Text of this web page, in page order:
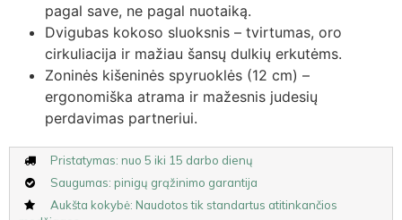
pagal save, ne pagal nuotaiką.
Dvigubas kokoso sluoksnis – tvirtumas, oro
cirkuliacija ir mažiau šansų dulkių erkutėms.
Zoninės kišeninės spyruoklės (12 cm) –
ergonomiška atrama ir mažesnis judesių
perdavimas partneriui.
Pristatymas: nuo 5 iki 15 darbo dienų
Saugumas: pinigų grąžinimo garantija
Aukšta kokybė: Naudotos tik standartus atitinkančios